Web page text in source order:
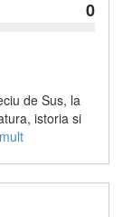
0
de Sus, la
istoria si